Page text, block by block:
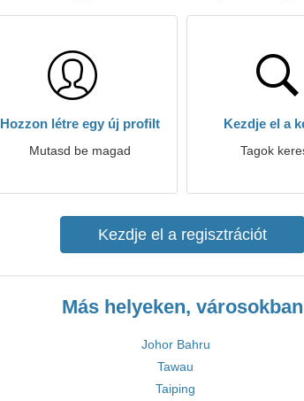
Hozzon létre egy új profilt
Mutasd be magad
Kezdje el a
Tagok
Kezdje el a regisztrációt
Más helyeken, városokban
Johor Bahru
Tawau
Taiping